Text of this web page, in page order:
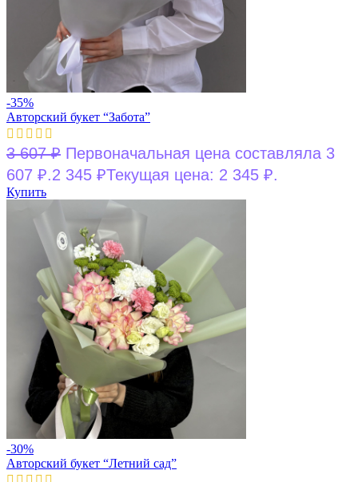
-35%
Авторский букет “Забота”
3 607₽ Первоначальная цена составляла 3
607 ₽.2 345 ₽Текущая цена: 2 345 ₽.
Купить
-30%
Авторский букет “Летний сад”